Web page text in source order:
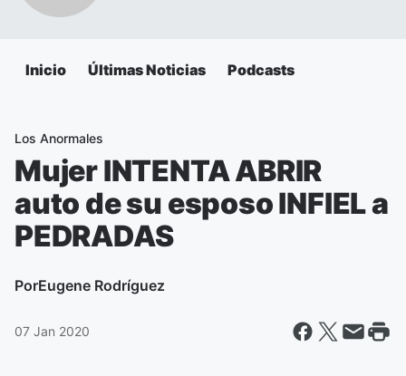
Inicio Últimas Noticias Podcasts
Los Anormales
Mujer INTENTA ABRIR
auto de su esposo INFIEL a
PEDRADAS
PorEugene Rodríguez
07 Jan 2020